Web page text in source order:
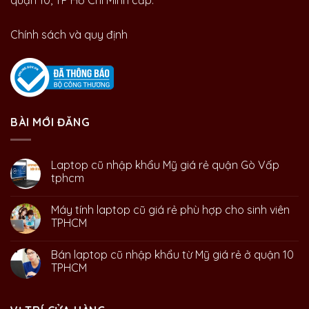
Chính sách và quy định
BÀI MỚI ĐĂNG
Laptop cũ nhập khẩu Mỹ giá rẻ quận Gò Vấp
tphcm
Máy tính laptop cũ giá rẻ phù hợp cho sinh viên
TPHCM
Bán laptop cũ nhập khẩu từ Mỹ giá rẻ ở quận 10
TPHCM